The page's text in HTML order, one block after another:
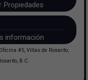
Propiedades
información
#5, Villas de Rosarito,
B.C.